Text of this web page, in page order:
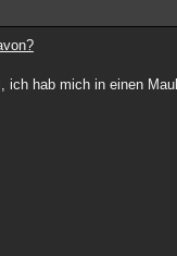
ich hab mich in einen